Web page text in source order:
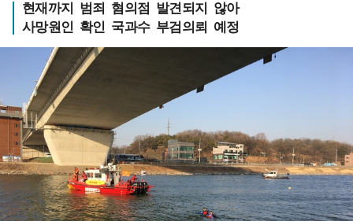
현재까지 범죄 혐의점 발견되지 않아
사망원인 확인 국과수 부검의뢰 예정